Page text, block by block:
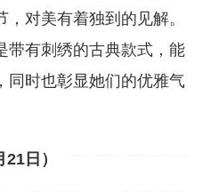
对美有着独到的见解。
带有刺绣的古典款式，能
同时也彰显她们的优雅气
日）